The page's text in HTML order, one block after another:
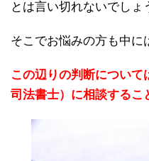
とは言い切れないでしょ
そこでお悩みの方も中に
この辺りの判断につい
司法書士）に相談するこ